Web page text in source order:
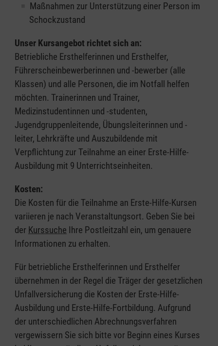
Maßnahmen zur Unterstützung einer Person im
Schockzustand
Unser Kursangebot richtet sich an:
Betriebliche Ersthelferinnen und Ersthelfer,
Führerscheinbewerberinnen und -bewerber (alle
Klassen) und alle Personen, die im Notfall helfen
möchten. Trainerinnen und Trainer,
Medizinstudentinnen und -studenten,
Jugendgruppenleitende, Übungsleiterinnen und -
leiter, Lehrkräfte und Auszubildende mit
Verpflichtung zur Teilnahme an einer Erste-Hilfe-
Ausbildung mit 9 Unterrichtseinheiten.
Kosten:
Die Kosten für die Teilnahme an Erste-Hilfe-Kursen
variieren je nach Veranstaltungsort. Geben Sie bei
der Kurssuche Ihre Postleitzahl ein, um genauere
Informationen zu erhalten.
Für betriebliche Ersthelferinnen und Ersthelfer
übernehmen in der Regel die Träger der gesetzlichen
Unfallversicherung die Kosten der Erste-Hilfe-
Ausbildung und Erste-Hilfe-Fortbildung. Aufgrund
der unterschiedlichen Abrechnungsverfahren
vergewissern Sie sich bitte vor Beginn eines Kurses